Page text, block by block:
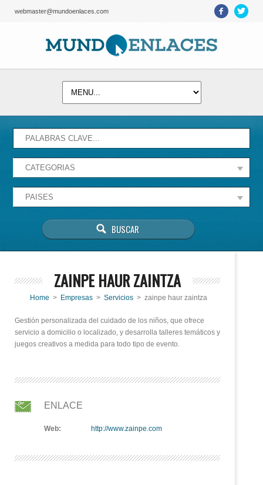
webmaster@mundoenlaces.com
ZAINPE HAUR ZAINTZA
Home > Empresas> Servicios > zainpe haur zaintza
Gestión personalizada del cuidado de los niños, que ofrece
servicio a domicilio o localizado, y desarrolla talleres temáticos y
juegos creativos a medida para todo tipo de evento.
ENLACE
Web: http://www.zainpe.com